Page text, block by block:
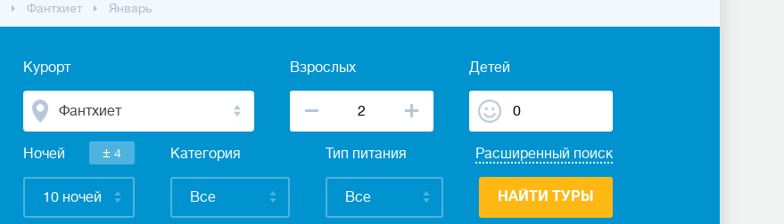
Фантхиет Январь
Курорт
Фантхиет
Взрослых Детей
Ночей ±4
10 ночей
Категория
Все
Тип питания
Все
Расширенный поиск
НАЙТИ ТУРЫ